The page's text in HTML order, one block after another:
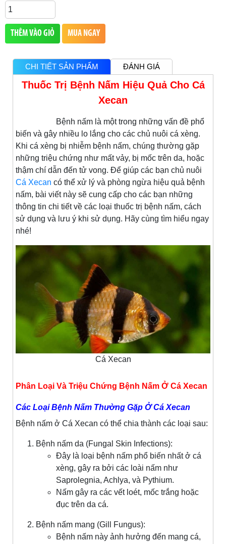
THÊM VÀO GIỎ MUA NGAY
CHI TIẾT SẢN PHẨM ĐÁNH GIÁ
Thuốc Trị Bệnh Nấm Hiệu Quả Cho Cá
Xecan
Bệnh nấm là một trong những vấn đề phổ
biến và gây nhiều lo lắng cho các chủ nuôi cá xèng.
Khi cá xèng bị nhiễm bệnh nấm, chúng thường gặp
những triệu chứng như mất vảy, bị mốc trên da, hoặc
thậm chí dẫn đến tử vong. Để giúp các bạn chủ nuôi
Cá Xecan có thể xử lý và phòng ngừa hiệu quả bệnh
nấm, bài viết này sẽ cung cấp cho các bạn những
thông tin chi tiết về các loại thuốc trị bệnh nấm, cách
sử dụng và lưu ý khi sử dụng. Hãy cùng tìm hiểu ngay
nhé!
Cá Xecan
Phân Loại Và Triệu Chứng Bệnh Nấm Ở Cá Xecan
Các Loại Bệnh Nấm Thường Gặp Ở Cá Xecan
Bệnh nấm ở Cá Xecan có thể chia thành các loại sau:
Bệnh nấm da (Fungal Skin Infections):
Đây là loại bệnh nấm phổ biến nhất ở cá
xèng, gây ra bởi các loài nấm như
Saprolegnia, Achlya, và Pythium.
Nấm gây ra các vết loét, mốc trắng hoặc
đục trên da cá.
Bệnh nấm mang (Gill Fungus):
Bệnh nấm này ảnh hưởng đến mang cá,